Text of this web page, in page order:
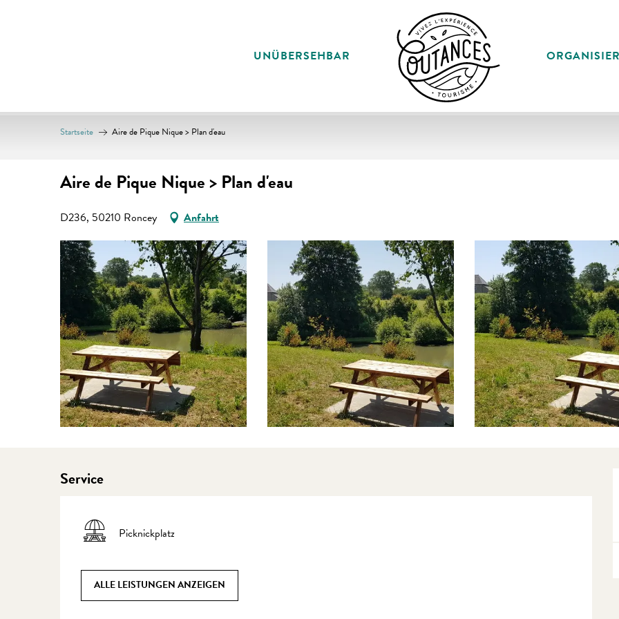
UNÜBERSEHBAR
Startseite Aire de Pique Nique > Plan d'eau
Aire de Pique Nique > Plan d'eau
D236, 50210 Roncey Anfahrt
Service
Picknickplatz
ALLE LEISTUNGEN ANZEIGEN